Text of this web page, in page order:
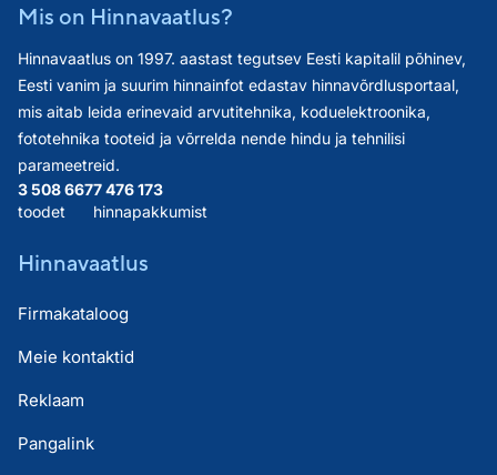
Mis on Hinnavaatlus?
Hinnavaatlus on 1997. aastast tegutsev Eesti kapitalil põhinev,
Eesti vanim ja suurim hinnainfot edastav hinnavõrdlusportaal,
mis aitab leida erinevaid arvutitehnika, koduelektroonika,
fototehnika tooteid ja võrrelda nende hindu ja tehnilisi
parameetreid.
3 508 667
toodet
7 476 173
hinnapakkumist
Hinnavaatlus
Firmakataloog
Meie kontaktid
Reklaam
Pangalink